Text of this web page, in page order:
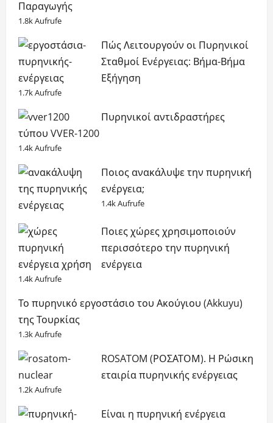
Παραγωγής
1.8k Aufrufe
Πώς Λειτουργούν οι Πυρηνικοί
Σταθμοί Ενέργειας: Βήμα-Βήμα
Εξήγηση
1.7k Aufrufe
Πυρηνικοί αντιδραστήρες
τύπου VVER-1200
1.4k Aufrufe
Ποιος ανακάλυψε την πυρηνική
ενέργεια;
1.4k Aufrufe
Ποιες χώρες χρησιμοποιούν
περισσότερο την πυρηνική
ενέργεια
1.4k Aufrufe
Το πυρηνικό εργοστάσιο του Ακούγιου (Akkuyu)
της Τουρκίας
1.3k Aufrufe
ROSATOM (ΡΟΣΑΤΟΜ). Η Ρώσικη
εταιρία πυρηνικής ενέργειας
1.2k Aufrufe
Είναι η πυρηνική ενέργεια